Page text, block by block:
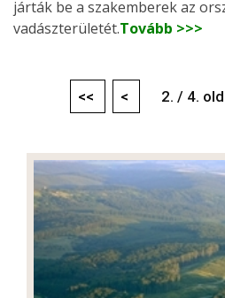
járták be a szakemberek az
vadászterületét.Tovább >>>
<< < 2. / 4.